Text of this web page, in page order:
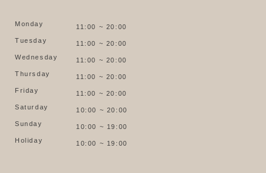
Monday
11:00 ~ 20:00
Tuesday
11:00 ~ 20:00
Wednesday
11:00 ~ 20:00
Thursday
11:00 ~ 20:00
Friday
11:00 ~ 20:00
Saturday
10:00 ~ 20:00
Sunday
10:00 ~ 19:00
Holiday
10:00 ~ 19:00